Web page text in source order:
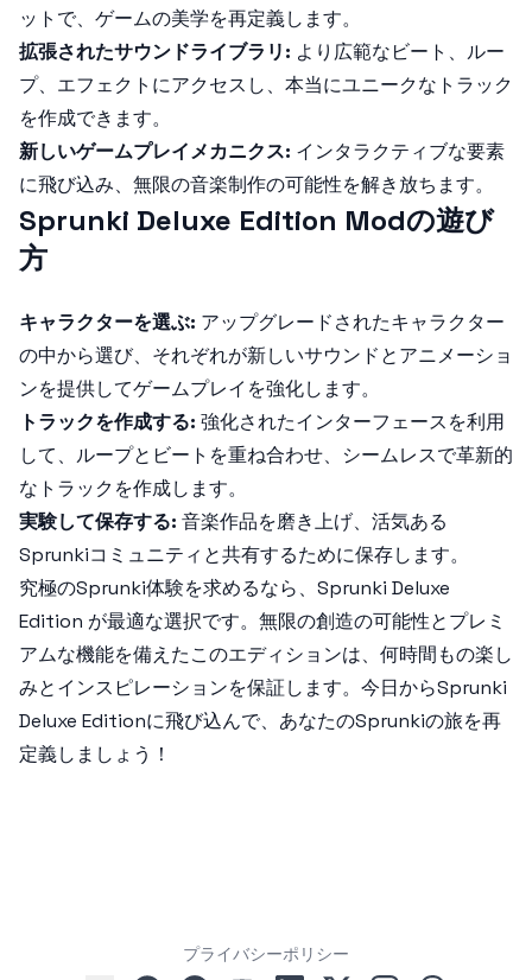
ットで、ゲームの美学を再定義します。
拡張されたサウンドライブラリ: より広範なビート、ルー
プ、エフェクトにアクセスし、本当にユニークなトラック
を作成できます。
新しいゲームプレイメカニクス: インタラクティブな要素
に飛び込み、無限の音楽制作の可能性を解き放ちます。
Sprunki Deluxe Edition Modの遊び
方
キャラクターを選ぶ: アップグレードされたキャラクター
の中から選び、それぞれが新しいサウンドとアニメーショ
ンを提供してゲームプレイを強化します。
トラックを作成する: 強化されたインターフェースを利用
して、ループとビートを重ね合わせ、シームレスで革新的
なトラックを作成します。
実験して保存する: 音楽作品を磨き上げ、活気ある
Sprunkiコミュニティと共有するために保存します。
究極のSprunki体験を求めるなら、 Sprunki Deluxe
Edition が最適な選択です。無限の創造の可能性とプレミ
アムな機能を備えたこのエディションは、何時間もの楽し
みとインスピレーションを保証します。今日からSprunki
Deluxe Editionに飛び込んで、あなたのSprunkiの旅を再
定義しましょう！
プライバシーポリシー